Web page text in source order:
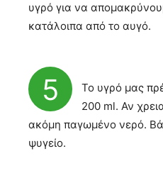
υγρό για να
κατάλοιπα από το αυγό.
5
Το υγρό μας
200 ml. Αν
ακόμη παγωμένο νερό.
ψυγείο.